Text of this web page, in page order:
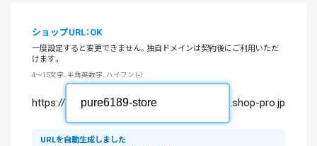
ショップURL：OK
一度設定すると変更できません。独自ドメインは契約後にご利用いただ
けます。
4～15文字、半角英数字、ハイフン（-）
https:// .shop-pro.jp
URLを自動生成しました